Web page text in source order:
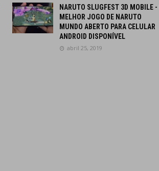
NARUTO SLUGFEST 3D MOBILE -
MELHOR JOGO DE NARUTO
MUNDO ABERTO PARA CELULAR
ANDROID DISPONÍVEL
abril 25, 2019